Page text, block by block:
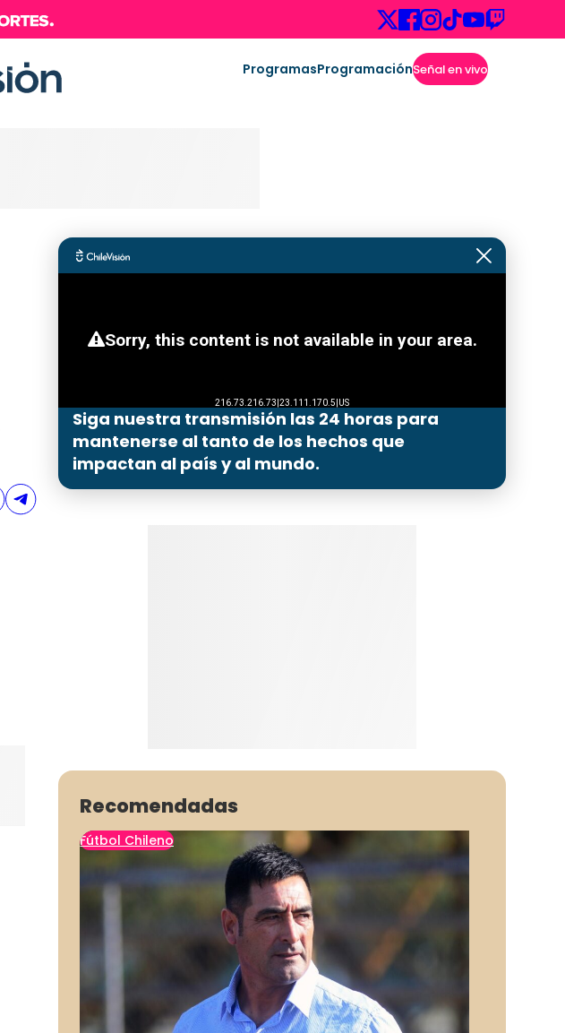
ProgramasProgramaciónSeñal en vivo
Siga nuestra transmisión las 24 horas para
mantenerse al tanto de los hechos que
impactan al país y al mundo.
Recomendadas
Fútbol Chileno